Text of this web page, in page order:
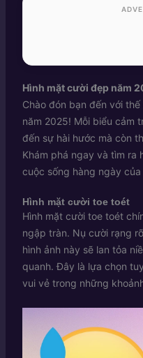
Hình mặt cười đẹp năm
Chào đón bạn đến với
năm 2025! Mỗi biểu cảm
đến sự hài hước mà còn
Khám phá ngay và tìm ra
cuộc sống hàng ngày của
Hình mặt cười toe toét
Hình mặt cười toe toét
ngập tràn. Nụ cười rạng
hình ảnh này sẽ lan tỏa
quanh. Đây là lựa chọn
vui vẻ trong những